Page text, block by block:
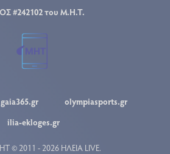
#242102 του Μ.Η.Τ.
gaia365.gr
olympiasports.gr
ilia-ekloges.gr
© 2011 - 2026 ΗΛΕΙΑ LIVE.